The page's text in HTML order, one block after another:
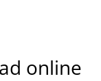
online